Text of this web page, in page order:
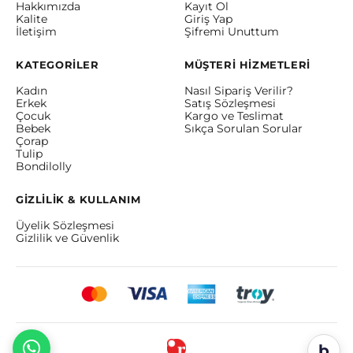
Hakkımızda
Kalite
İletişim
Kayıt Ol
Giriş Yap
Şifremi Unuttum
KATEGORİLER
Kadın
Erkek
Çocuk
Bebek
Çorap
Tulip
Bondilolly
MÜŞTERİ HİZMETLERİ
Nasıl Sipariş Verilir?
Satış Sözleşmesi
Kargo ve Teslimat
Sıkça Sorulan Sorular
GİZLİLİK & KULLANIM
Üyelik Sözleşmesi
Gizlilik ve Güvenlik